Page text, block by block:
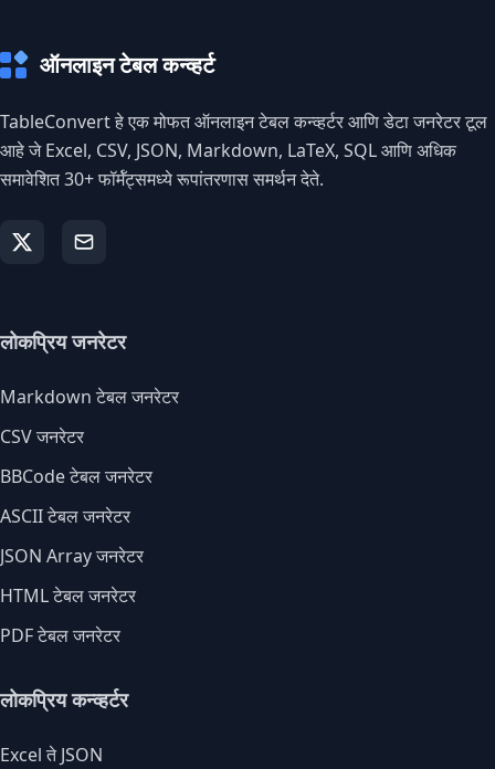
ऑनलाइन टेबल कन्व्हर्ट
TableConvert हे एक मोफत ऑनलाइन टेबल कन्व्हर्टर आणि डेटा जनरेटर टूल
आहे जे Excel, CSV, JSON, Markdown, LaTeX, SQL आणि अधिक
समावेशित 30+ फॉर्मॅट्समध्ये रूपांतरणास समर्थन देते.
लोकप्रिय जनरेटर
Markdown टेबल जनरेटर
CSV जनरेटर
BBCode टेबल जनरेटर
ASCII टेबल जनरेटर
JSON Array जनरेटर
HTML टेबल जनरेटर
PDF टेबल जनरेटर
लोकप्रिय कन्व्हर्टर
Excel ते JSON